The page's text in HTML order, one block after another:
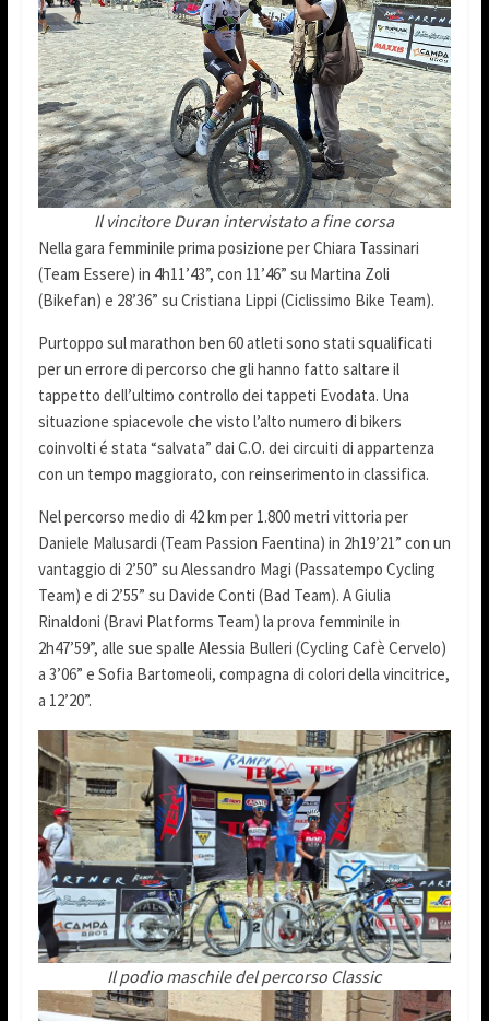
Il vincitore Duran intervistato a fine corsa
Nella gara femminile prima posizione per Chiara Tassinari
(Team Essere) in 4h11’43”, con 11’46” su Martina Zoli
(Bikefan) e 28’36” su Cristiana Lippi (Ciclissimo Bike Team).
Purtoppo sul marathon ben 60 atleti sono stati squalificati
per un errore di percorso che gli hanno fatto saltare il
tappetto dell’ultimo controllo dei tappeti Evodata. Una
situazione spiacevole che visto l’alto numero di bikers
coinvolti é stata “salvata” dai C.O. dei circuiti di appartenza
con un tempo maggiorato, con reinserimento in classifica.
Nel percorso medio di 42 km per 1.800 metri vittoria per
Daniele Malusardi (Team Passion Faentina) in 2h19’21” con un
vantaggio di 2’50” su Alessandro Magi (Passatempo Cycling
Team) e di 2’55” su Davide Conti (Bad Team). A Giulia
Rinaldoni (Bravi Platforms Team) la prova femminile in
2h47’59”, alle sue spalle Alessia Bulleri (Cycling Cafè Cervelo)
a 3’06” e Sofia Bartomeoli, compagna di colori della vincitrice,
a 12’20”.
Il podio maschile del percorso Classic